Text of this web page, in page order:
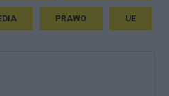
PRAWO UE